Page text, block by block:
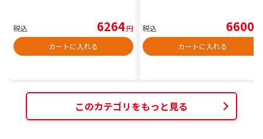
税込 6264円
カートに入れる
税込 6600
カートに入れる
このカテゴリをもっと見る